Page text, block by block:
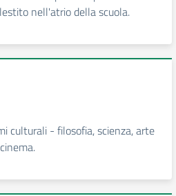
nell'atrio della scuola.
culturali - filosofia, scienza, arte